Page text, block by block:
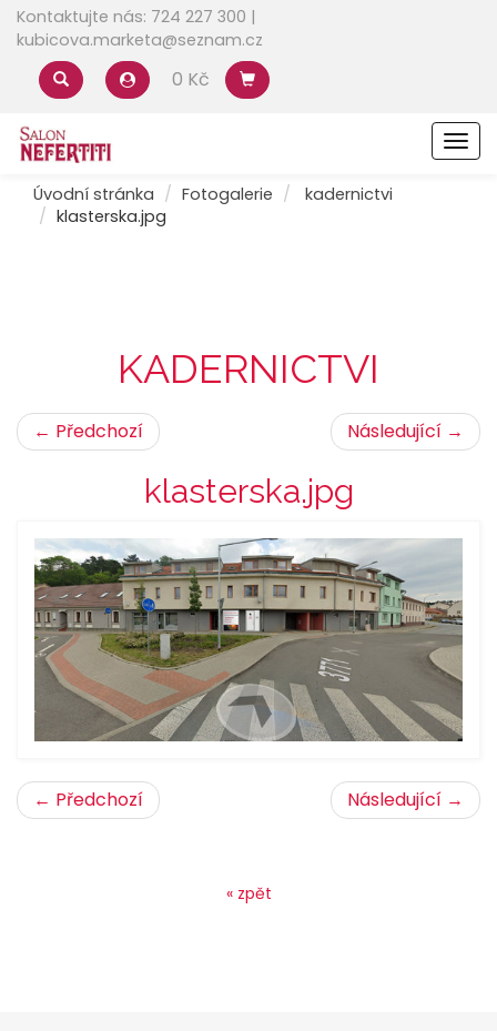
Kontaktujte nás: 724 227 300 |
kubicova.marketa@seznam.cz
0 Kč
Úvodní stránka Fotogalerie
kadernictvi
klasterska.jpg
KADERNICTVI
← Předchozí Následující →
klasterska.jpg
← Předchozí Následující →
« zpět